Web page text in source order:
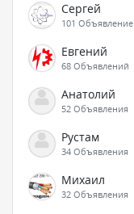
Сергей
101 Объявление
Евгений
68 Объявлений
Анатолий
52 Объявления
Рустам
34 Объявления
Михаил
32 Объявления